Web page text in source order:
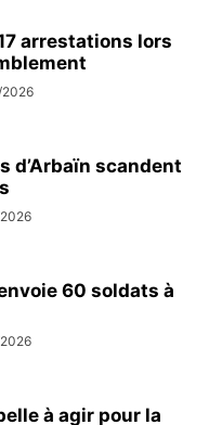
arrestations lors
d’Arbaïn scandent
60 soldats à
à agir pour la